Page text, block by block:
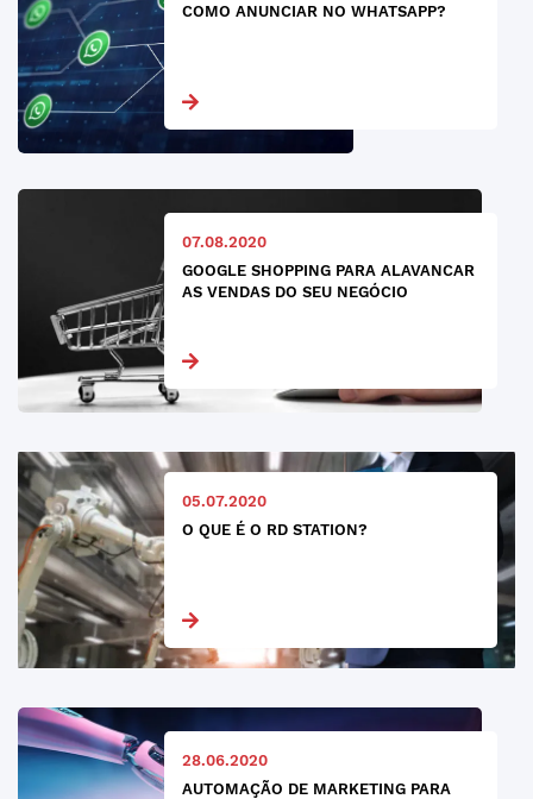
COMO ANUNCIAR NO WHATSAPP?
07.08.2020
GOOGLE SHOPPING PARA ALAVANCAR
AS VENDAS DO SEU NEGÓCIO
05.07.2020
O QUE É O RD STATION?
28.06.2020
AUTOMAÇÃO DE MARKETING PARA